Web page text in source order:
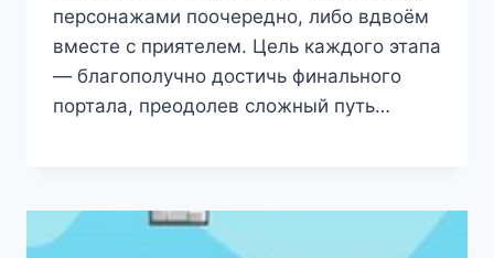
персонажами поочередно, либо вдвоём
вместе с приятелем. Цель каждого этапа
— благополучно достичь финального
портала, преодолев сложный путь…